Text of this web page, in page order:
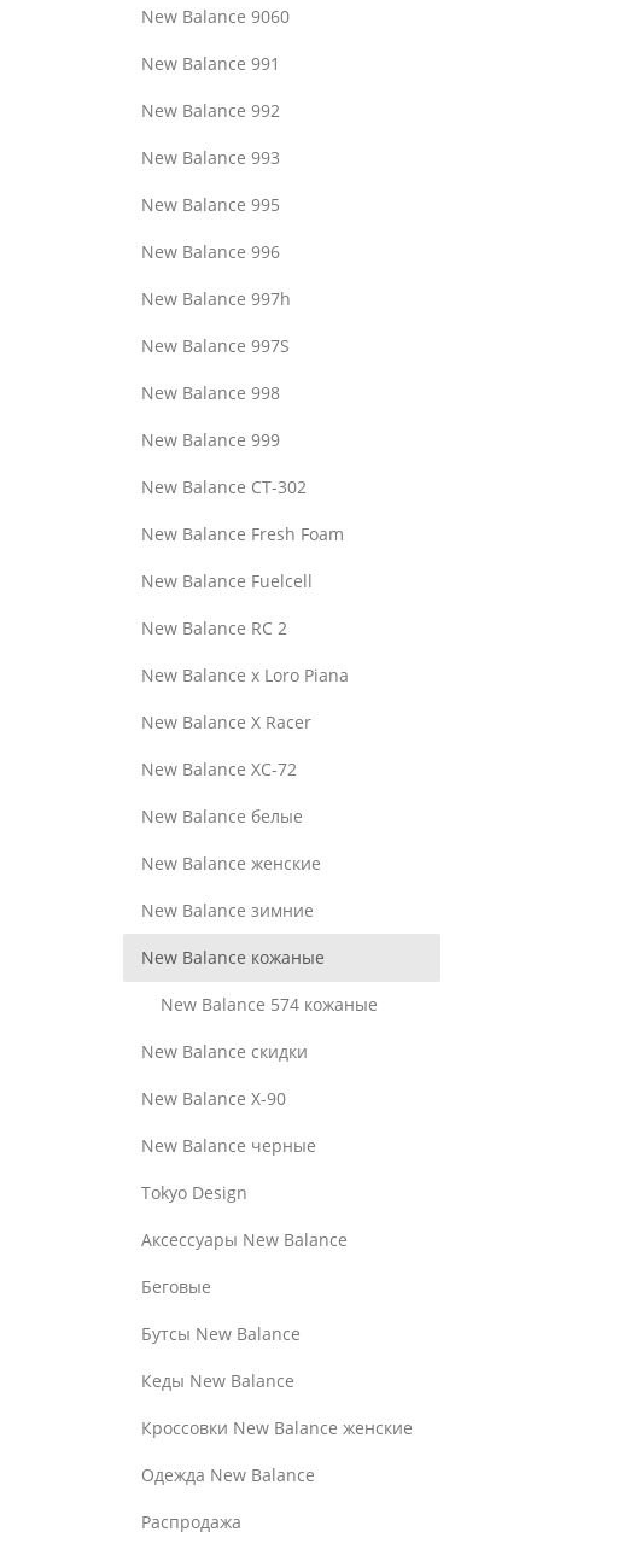
New Balance 9060
New Balance 991
New Balance 992
New Balance 993
New Balance 995
New Balance 996
New Balance 997h
New Balance 997S
New Balance 998
New Balance 999
New Balance CT-302
New Balance Fresh Foam
New Balance Fuelcell
New Balance RC 2
New Balance x Loro Piana
New Balance X Racer
New Balance XC-72
New Balance белые
New Balance женские
New Balance зимние
New Balance кожаные
New Balance 574 кожаные
New Balance скидки
New Balance Х-90
New Balance черные
Tokyo Design
Аксессуары New Balance
Беговые
Бутсы New Balance
Кеды New Balance
Кроссовки New Balance женские
Одежда New Balance
Распродажа